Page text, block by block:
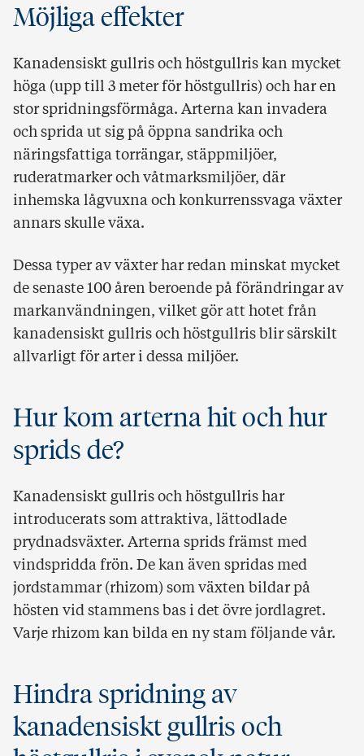
Möjliga effekter
Kanadensiskt gullris och höstgullris kan mycket
höga (upp till 3 meter för höstgullris) och har en
stor spridningsförmåga. Arterna kan invadera
och sprida ut sig på öppna sandrika och
näringsfattiga torrängar, stäppmiljöer,
ruderatmarker och våtmarksmiljöer, där
inhemska lågvuxna och konkurrenssvaga växter
annars skulle växa.
Dessa typer av växter har redan minskat mycket
de senaste 100 åren beroende på förändringar av
markanvändningen, vilket gör att hotet från
kanadensiskt gullris och höstgullris blir särskilt
allvarligt för arter i dessa miljöer.
Hur kom arterna hit och hur
sprids de?
Kanadensiskt gullris och höstgullris har
introducerats som attraktiva, lättodlade
prydnadsväxter. Arterna sprids främst med
vindspridda frön. De kan även spridas med
jordstammar (rhizom) som växten bildar på
hösten vid stammens bas i det övre jordlagret.
Varje rhizom kan bilda en ny stam följande vår.
Hindra spridning av
kanadensiskt gullris och